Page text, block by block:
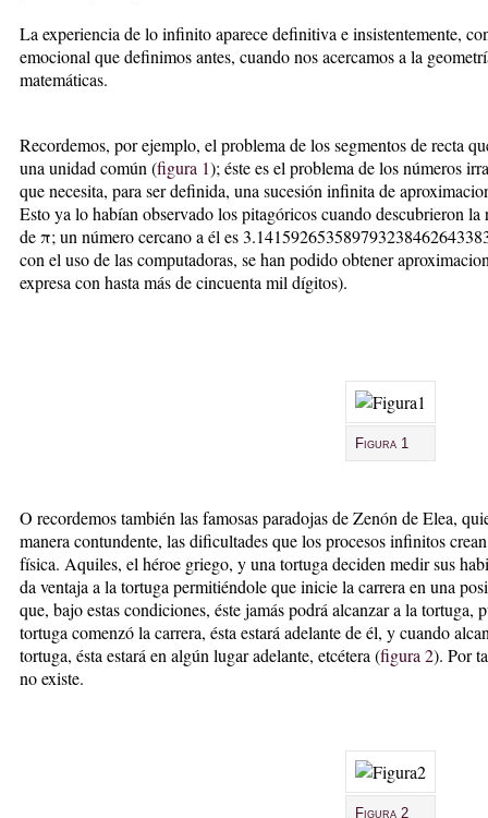
La experiencia de lo infinito aparece definitiva e insistentemente,
emocional que definimos antes, cuando nos acercamos a la
matemáticas.
Recordemos, por ejemplo, el problema de los segmentos de recta
una unidad común (figura 1); éste es el problema de los números
que necesita, para ser definida, una sucesión infinita de
Esto ya lo habían observado los pitagóricos cuando descubrieron la
de π; un número cercano a él es
con el uso de las computadoras, se han podido obtener
expresa con hasta más de cincuenta mil dígitos).
Figura 1
O recordemos también las famosas paradojas de Zenón de Elea,
manera contundente, las dificultades que los procesos infinitos
física. Aquiles, el héroe griego, y una tortuga deciden medir sus
da ventaja a la tortuga permitiéndole que inicie la carrera en una
que, bajo estas condiciones, éste jamás podrá alcanzar a la tortuga,
tortuga comenzó la carrera, ésta estará adelante de él, y cuando
tortuga, ésta estará en algún lugar adelante, etcétera (figura 2). Por
no existe.
Figura 2